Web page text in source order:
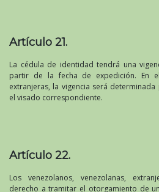
Artículo 21.
La cédula de identidad tendrá una
partir de la fecha de expedición. En
extranjeras, la vigencia será
el visado correspondiente.
Artículo 22.
Los venezolanos, venezolanas,
derecho a tramitar el otorgamiento de